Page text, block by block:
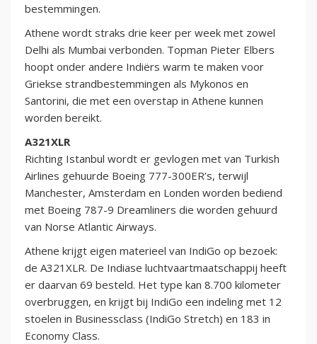
bestemmingen.
Athene wordt straks drie keer per week met zowel
Delhi als Mumbai verbonden. Topman Pieter Elbers
hoopt onder andere Indiërs warm te maken voor
Griekse strandbestemmingen als Mykonos en
Santorini, die met een overstap in Athene kunnen
worden bereikt.
A321XLR
Richting Istanbul wordt er gevlogen met van Turkish
Airlines gehuurde Boeing 777-300ER’s, terwijl
Manchester, Amsterdam en Londen worden bediend
met Boeing 787-9 Dreamliners die worden gehuurd
van Norse Atlantic Airways.
Athene krijgt eigen materieel van IndiGo op bezoek:
de A321XLR. De Indiase luchtvaartmaatschappij heeft
er daarvan 69 besteld. Het type kan 8.700 kilometer
overbruggen, en krijgt bij IndiGo een indeling met 12
stoelen in Businessclass (IndiGo Stretch) en 183 in
Economy Class.